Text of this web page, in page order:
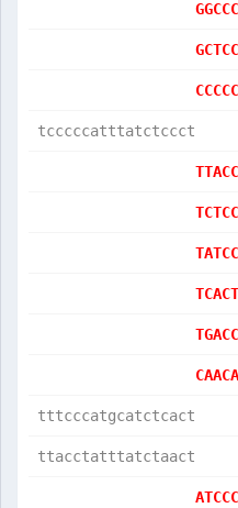
tcccccatttatctccct
tttcccatgcatctcact
ttacctatttatctaact